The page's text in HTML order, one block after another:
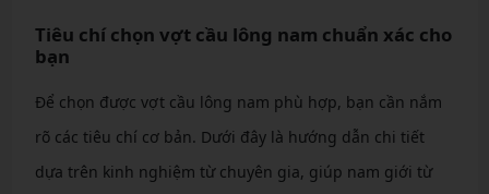
Tiêu chí chọn vợt cầu lông nam chuẩn xác cho
bạn
Để chọn được vợt cầu lông nam phù hợp, bạn cần nắm
rõ các tiêu chí cơ bản. Dưới đây là hướng dẫn chi tiết
dựa trên kinh nghiệm từ chuyên gia, giúp nam giới từ